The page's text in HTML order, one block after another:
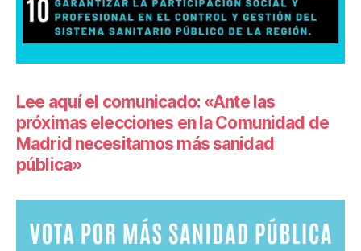
Lee aquí el comunicado: «Ante las
próximas elecciones en la Comunidad de
Madrid necesitamos más sanidad
pública»